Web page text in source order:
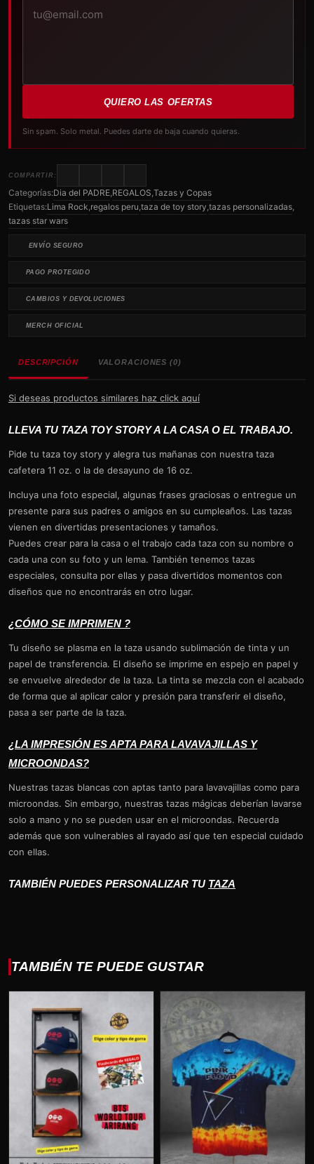
QUIERO LAS OFERTAS
Sin spam. Solo metal. Puedes darte de baja cuando quieras.
COMPARTIR:
Categorías:Dia del PADRE,REGALOS,Tazas y Copas
Etiquetas:Lima Rock,regalos peru,taza de toy story,tazas personalizadas,
tazas star wars
ENVÍO SEGURO
PAGO PROTEGIDO
CAMBIOS Y DEVOLUCIONES
MERCH OFICIAL
DESCRIPCIÓN VALORACIONES (0)
Si deseas productos similares haz click aquí
LLEVA TU TAZA TOY STORY A LA CASA O EL TRABAJO.
Pide tu taza toy story y alegra tus mañanas con nuestra taza
cafetera 11 oz. o la de desayuno de 16 oz.
Incluya una foto especial, algunas frases graciosas o entregue un
presente para sus padres o amigos en su cumpleaños. Las tazas
vienen en divertidas presentaciones y tamaños.
Puedes crear para la casa o el trabajo cada taza con su nombre o
cada una con su foto y un lema. También tenemos tazas
especiales, consulta por ellas y pasa divertidos momentos con
diseños que no encontrarás en otro lugar.
¿CÓMO SE IMPRIMEN ?
Tu diseño se plasma en la taza usando sublimación de tinta y un
papel de transferencia. El diseño se imprime en espejo en papel y
se envuelve alrededor de la taza. La tinta se mezcla con el acabado
de forma que al aplicar calor y presión para transferir el diseño,
pasa a ser parte de la taza.
¿LA IMPRESIÓN ES APTA PARA LAVAVAJILLAS Y
MICROONDAS?
Nuestras tazas blancas con aptas tanto para lavavajillas como para
microondas. Sin embargo, nuestras tazas mágicas deberían lavarse
solo a mano y no se pueden usar en el microondas. Recuerda
además que son vulnerables al rayado así que ten especial cuidado
con ellas.
TAMBIÉN PUEDES PERSONALIZAR TU TAZA
TAMBIÉN TE PUEDE GUSTAR